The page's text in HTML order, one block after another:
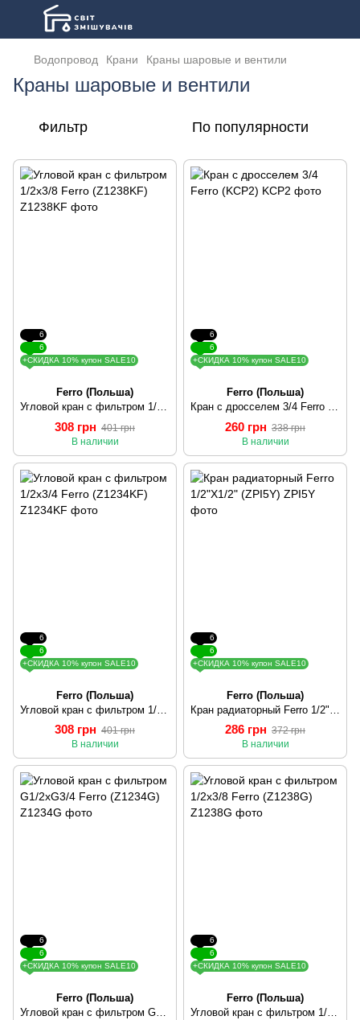
Водопровод Крани Краны шаровые и вентили
Краны шаровые и вентили
Фильтр По популярности
6
6
+СКИДКА 10% купон SALE10
Ferro (Польша)
Угловой кран с фильтром 1/2х3/8 Ferro (Z1238KF)
308 грн 401 грн
В наличии
6
6
+СКИДКА 10% купон SALE10
Ferro (Польша)
Кран с дросселем 3/4 Ferro (KCP2)
260 грн 338 грн
В наличии
6
6
+СКИДКА 10% купон SALE10
Ferro (Польша)
308 грн 401 грн
В наличии
6
6
+СКИДКА 10% купон SALE10
Ferro (Польша)
286 грн 372 грн
В наличии
6
6
+СКИДКА 10% купон SALE10
Ferro (Польша)
Угловой кран с фильтром G1/2xG3/4 Ferro (Z1234G)
6
6
+СКИДКА 10% купон SALE10
Ferro (Польша)
Угловой кран с фильтром 1/2х3/8 Ferro (Z1238G)